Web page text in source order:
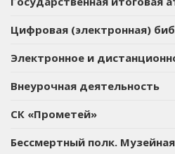
Цифровая (электронная)
Электронное и
Внеурочная деятельность
СК «Прометей»
Бессмертный полк.